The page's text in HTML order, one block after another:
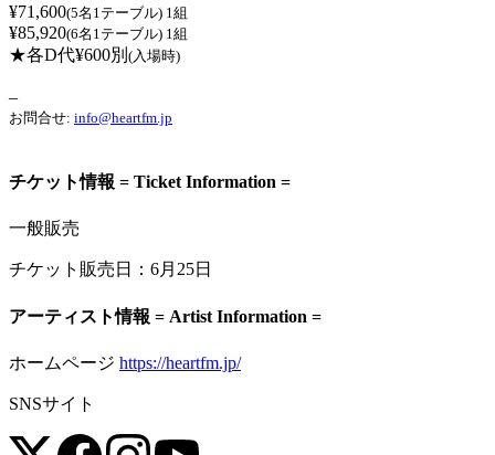
¥71,600(5名1テーブル) 1組
¥85,920(6名1テーブル) 1組
★各D代¥600別 (入場時)
–
お問合せ: info@heartfm.jp
チケット情報 = Ticket Information =
一般販売
チケット販売日： 6月25日
アーティスト情報 = Artist Information =
ホームページ https://heartfm.jp/
SNSサイト